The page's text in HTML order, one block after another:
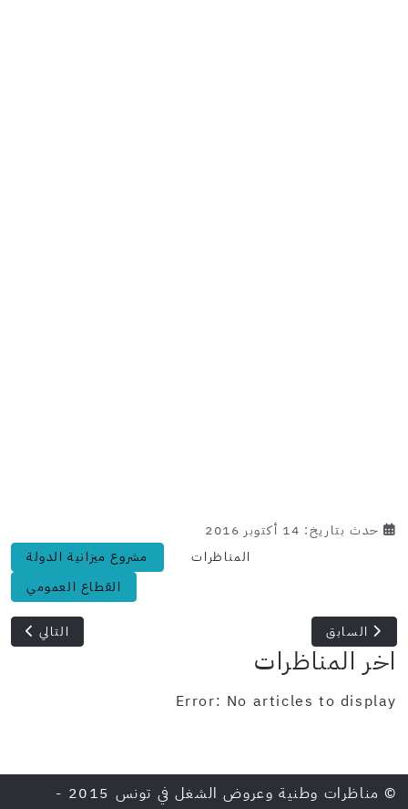
حدث بتاريخ: 14 أكتوبر 2016
المناظرات
مشروع ميزانية الدولة
القطاع العمومي
المقال السابق: موعد انطلاق العمل بعقد الكرامة الذي سيمكن
السابق المقال
التالي
اخر المناظرات
Error: No articles to display
© مناظرات وطنية وعروض الشغل في تونس 2015 -